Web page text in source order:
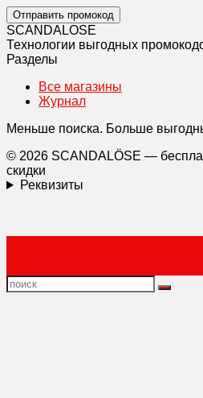
Отправить промокод
SCANDALOSE
Технологии выгодных
Разделы
Все магазины
Журнал
Меньше поиска. Больше
© 2026 SCANDALÖSE —
скидки
Реквизиты